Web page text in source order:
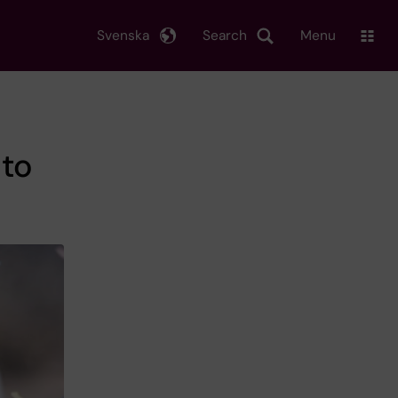
Search
Svenska Menu